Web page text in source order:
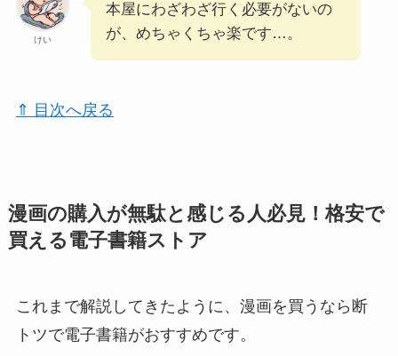
けい
本屋にわざわざ行く必要がないの
が、めちゃくちゃ楽です…。
⇑ 目次へ戻る
漫画の購入が無駄と感じる人必見！格安で
買える電子書籍ストア
これまで解説してきたように、漫画を買うなら断
トツで電子書籍がおすすめです。